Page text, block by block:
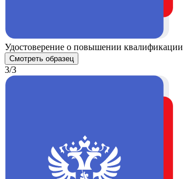
Удостоверение о повышении квалификации
Смотреть образец
3/3